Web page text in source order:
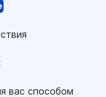
вас способом